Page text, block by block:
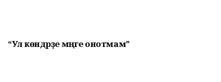
“Ул көндәрҙемәңге онотмам”